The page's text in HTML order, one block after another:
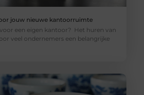
jouw nieuwe kantoorruimte
een eigen kantoor? Het huren van
veel ondernemers een belangrijke